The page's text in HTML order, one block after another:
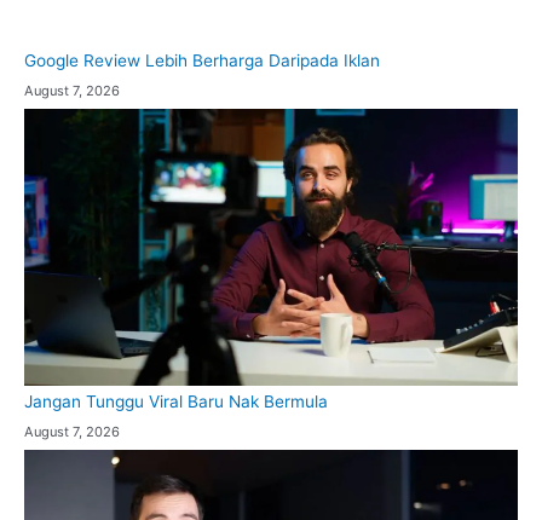
Google Review Lebih Berharga Daripada Iklan
August 7, 2026
Jangan Tunggu Viral Baru Nak Bermula
August 7, 2026